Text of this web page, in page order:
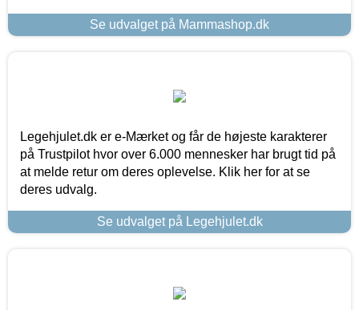
Se udvalget på Mammashop.dk
Legehjulet.dk er e-Mærket og får de højeste karakterer
på Trustpilot hvor over 6.000 mennesker har brugt tid på
at melde retur om deres oplevelse. Klik her for at se
deres udvalg.
Se udvalget på Legehjulet.dk